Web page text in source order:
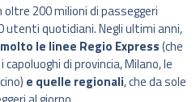
oltre 200 milioni di passeggeri
utenti quotidiani. Negli ultimi anni,
le linee Regio Express(che
di provincia, Milano, le
e quelle regionali, che da sole